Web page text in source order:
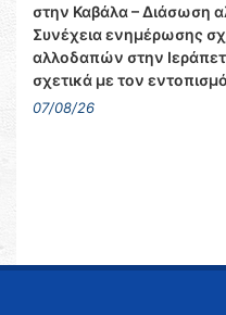
στην Καβάλα – Διάσωση
Συνέχεια ενημέρωσης
αλλοδαπών στην
σχετικά με τον
07/08/26